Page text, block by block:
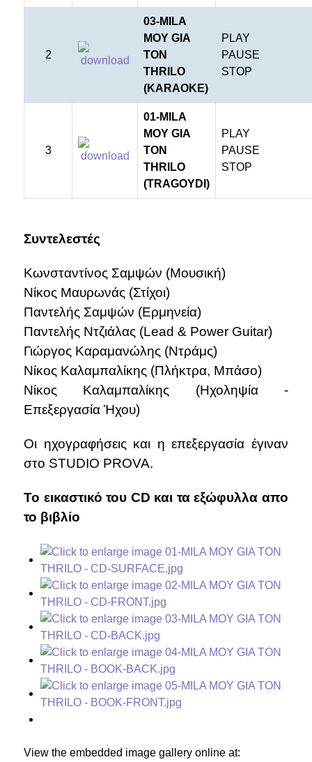
2
03-MILA
MOY GIA
TON
THRILO
(KARAOKE)
PLAY
PAUSE
STOP
3
01-MILA
MOY GIA
TON
THRILO
(TRAGOYDI)
PLAY
PAUSE
STOP
Συντελεστές
Κωνσταντίνος Σαμψών (Μουσική)
Νίκος Μαυρωνάς (Στίχοι)
Παντελής Σαμψών (Ερμηνεία)
Παντελής Ντζιάλας (Lead & Power Guitar)
Γιώργος Καραμανώλης (Ντράμς)
Νίκος Καλαμπαλίκης (Πλήκτρα, Μπάσο)
Νίκος Καλαμπαλίκης (Ηχοληψία -
Επεξεργασία Ήχου)
Οι ηχογραφήσεις και η επεξεργασία έγιναν
στο STUDIO PROVA.
Το εικαστικό του CD και τα εξώφυλλα απο
το βιβλίο
View the embedded image gallery online at: